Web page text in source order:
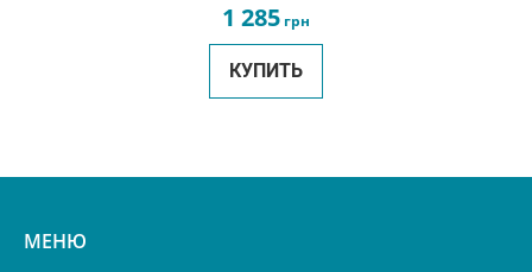
1 285 грн
КУПИТЬ
МЕНЮ